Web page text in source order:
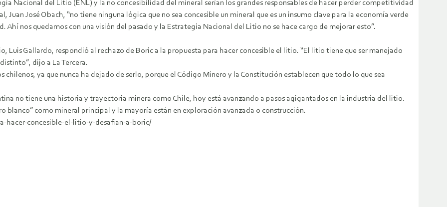
Nacional del Litio (ENL) y la no concesibilidad del mineral serían los grandes responsables de hacer perder competitividad
José Obach, “no tiene ninguna lógica que no sea concesible un mineral que es un insumo clave para la economía verde
nos quedamos con una visión del pasado y la Estrategia Nacional del Litio no se hace cargo de mejorar esto”.
Luis Gallardo, respondió al rechazo de Boric a la propuesta para hacer concesible el litio. “El litio tiene que ser manejado
dijo a La Tercera.
ya que nunca ha dejado de serlo, porque el Código Minero y la Constitución establecen que todo lo que sea
no tiene una historia y trayectoria minera como Chile, hoy está avanzando a pasos agigantados en la industria del litio.
blanco” como mineral principal y la mayoría están en exploración avanzada o construcción.
hacer-concesible-el-litio-y-desafian-a-boric/